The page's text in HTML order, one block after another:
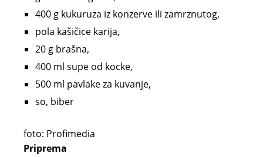
400 g kukuruza iz konzerve ili zamrznutog,
pola kašičice karija,
20 g brašna,
400 ml supe od kocke,
500 ml pavlake za kuvanje,
so, biber
foto: Profimedia
Priprema